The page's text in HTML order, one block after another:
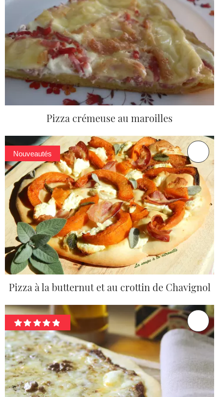
Pizza crémeuse au maroilles
Nouveautés
Pizza à la butternut et au crottin de Chavignol